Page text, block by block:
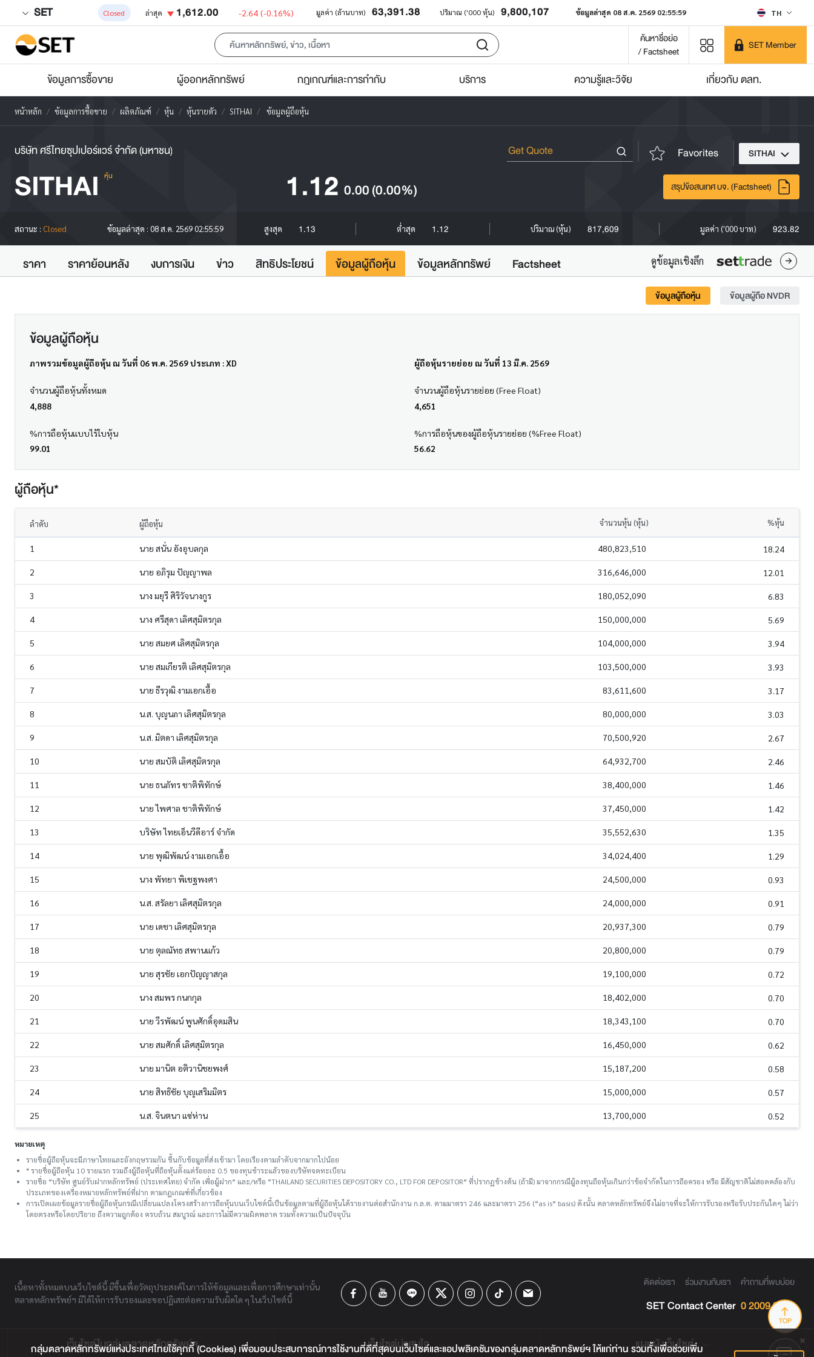
SET Closed ล่าสุด 1,612.00 -2.64 (-0.16%) มูลค่า (ล้านบาท) 63,391.38 ปริมาณ ('000 หุ้น) 9,800,107 ข้อมูลล่าสุด 08 ส.ค. 2569 02:55:59 TH
ค้นหาชื่อย่อ
/ Factsheet
SET Member
ข้อมูลการซื้อขาย ผู้ออกหลักทรัพย์ กฎเกณฑ์และการกำกับ บริการ ความรู้และวิจัย เกี่ยวกับ ตลท.
หน้าหลัก ข้อมูลการซื้อขาย ผลิตภัณฑ์ หุ้น หุ้นรายตัว SITHAI ข้อมูลผู้ถือหุ้น
บริษัท ศรีไทยซุปเปอร์แวร์ จำกัด (มหาชน) Favorites SITHAI
SITHAI หุ้น 1.12 0.00(0.00%) สรุปข้อสนเทศ บจ. (Factsheet)
สถานะ : Closed ข้อมูลล่าสุด : 08 ส.ค. 2569 02:55:59 สูงสุด 1.13 ต่ำสุด 1.12 ปริมาณ (หุ้น) 817,609 มูลค่า ('000 บาท) 923.82
ราคา ราคาย้อนหลัง งบการเงิน ข่าว สิทธิประโยชน์ ข้อมูลผู้ถือหุ้น ข้อมูลหลักทรัพย์ Factsheet ดูข้อมูลเชิงลึก
ข้อมูลผู้ถือหุ้น ข้อมูลผู้ถือ NVDR
ข้อมูลผู้ถือหุ้น
ภาพรวมข้อมูลผู้ถือหุ้น ณ วันที่ 06 พ.ค. 2569 ประเภท : XD ผู้ถือหุ้นรายย่อย ณ วันที่ 13 มี.ค. 2569
จำนวนผู้ถือหุ้นทั้งหมด
4,888
จำนวนผู้ถือหุ้นรายย่อย (Free Float)
4,651
%การถือหุ้นแบบไร้ใบหุ้น
99.01
%การถือหุ้นของผู้ถือหุ้นรายย่อย (%Free Float)
56.62
ผู้ถือหุ้น*
ลำดับ ผู้ถือหุ้น จำนวนหุ้น (หุ้น) %หุ้น
1 นาย สนั่น อังอุบลกุล 480,823,510 18.24
2 นาย อภิรุม ปัญญาพล 316,646,000 12.01
3 นาง มยุรี ศิริวัจนางกูร 180,052,090 6.83
4 นาง ศรีสุดา เลิศสุมิตรกุล 150,000,000 5.69
5 นาย สมยศ เลิศสุมิตรกุล 104,000,000 3.94
6 นาย สมเกียรติ เลิศสุมิตรกุล 103,500,000 3.93
7 นาย ธีรวุฒิ งามเอกเอื้อ 83,611,600 3.17
8 น.ส. บุญนภา เลิศสุมิตรกุล 80,000,000 3.03
9 น.ส. มิตดา เลิศสุมิตรกุล 70,500,920 2.67
10 นาย สมบัติ เลิศสุมิตรกุล 64,932,700 2.46
11 นาย ธนภัทร ชาติพิทักษ์ 38,400,000 1.46
12 นาย ไพศาล ชาติพิทักษ์ 37,450,000 1.42
13 บริษัท ไทยเอ็นวีดีอาร์ จำกัด 35,552,630 1.35
14 นาย พุฒิพัฒน์ งามเอกเอื้อ 34,024,400 1.29
15 นาง พัทยา พิเชฐพงศา 24,500,000 0.93
16 น.ส. สรัลยา เลิศสุมิตรกุล 24,000,000 0.91
17 นาย เดชา เลิศสุมิตรกุล 20,937,300 0.79
18 นาย ตุลณัทธ สพานแก้ว 20,800,000 0.79
19 นาย สุรชัย เอกปัญญาสกุล 19,100,000 0.72
20 นาง สมพร กนกกุล 18,402,000 0.70
21 นาย วีรพัฒน์ พูนศักดิ์อุดมสิน 18,343,100 0.70
22 นาย สมศักดิ์ เลิศสุมิตรกุล 16,450,000 0.62
23 นาย มานิต อติวานิชยพงศ์ 15,187,200 0.58
24 นาย สิทธิชัย บุญเสริมมิตร 15,000,000 0.57
25 น.ส. จินตนา แซ่ห่าน 13,700,000 0.52
หมายเหตุ
รายชื่อผู้ถือหุ้นจะมีภาษาไทยและอังกฤษรวมกัน ขึ้นกับข้อมูลที่ส่งเข้ามา โดยเรียงตามลำดับจากมากไปน้อย
* รายชื่อผู้ถือหุ้น 10 รายแรก รวมถึงผู้ถือหุ้นที่ถือหุ้นตั้งแต่ร้อยละ 0.5 ของทุนชําระแล้วของบริษัทจดทะเบียน
รายชื่อ “บริษัท ศูนย์รับฝากหลักทรัพย์ (ประเทศไทย) จำกัด เพื่อผู้ฝาก” และ/หรือ “THAILAND SECURITIES DEPOSITORY CO., LTD FOR DEPOSITOR” ที่ปรากฏข้างต้น (ถ้ามี) มาจากกรณีผู้ลงทุนถือหุ้นเกินกว่าข้อจำกัดในการถือครอง หรือ มีสัญชาติไม่สอดคล้องกับ
ประเภทของเครื่องหมายหลักทรัพย์ที่ฝาก ตามกฎเกณฑ์ที่เกี่ยวข้อง
การเปิดเผยข้อมูลรายชื่อผู้ถือหุ้นกรณีเปลี่ยนแปลงโครงสร้างการถือหุ้นบนเว็บไซต์นี้เป็นข้อมูลตามที่ผู้ถือหุ้นได้รายงานต่อสำนักงาน ก.ล.ต. ตามมาตรา 246 และมาตรา 256 (“as is” basis) ดังนั้น ตลาดหลักทรัพย์จึงไม่อาจที่จะให้การรับรองหรือรับประกันใดๆ ไม่ว่า
โดยตรงหรือโดยปริยาย ถึงความถูกต้อง ครบถ้วน สมบูรณ์ และการไม่มีความผิดพลาด รวมทั้งความเป็นปัจจุบัน
TOP
เนื้อหาทั้งหมดบนเว็บไซต์นี้ มีขึ้นเพื่อวัตถุประสงค์ในการให้ข้อมูลและเพื่อการศึกษาเท่านั้น
ตลาดหลักทรัพย์ฯ มิได้ให้การรับรองและขอปฏิเสธต่อความรับผิดใด ๆ ในเว็บไซต์นี้
ติดต่อเรา ร่วมงานกับเรา คำถามที่พบบ่อย
SET Contact Center 0 2009 9999
เว็บไซต์ในกลุ่มตลาดหลักทรัพย์ฯ เว็บไซต์น่าสนใจ แผนผังเว็บไซต์
กลุ่มตลาดหลักทรัพย์แห่งประเทศไทยใช้คุกกี้ (Cookies) เพื่อมอบประสบการณ์การใช้งานที่ดีที่สุดบนเว็บไซต์และแอปพลิเคชันของกลุ่มตลาดหลักทรัพย์ฯ ให้แก่ท่าน รวมทั้งเพื่อช่วยเพิ่ม